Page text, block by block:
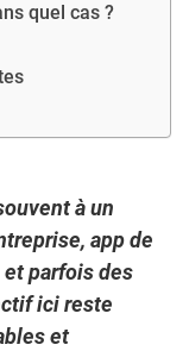
quel cas ?
à un
app de
parfois des
ici reste
et